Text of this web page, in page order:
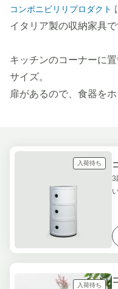
コンポニビリリプロダクト
イタリア製の収納家具で
キッチンのコーナーに
サイズ。
扉があるので、食器を
入荷待ち
3
入荷待ち